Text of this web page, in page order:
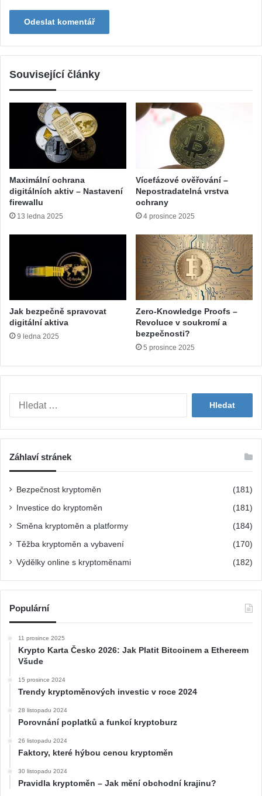
Související články
Maximální ochrana
digitálních aktiv – Nastavení
firewallu
13 ledna 2025
Vícefázové ověřování –
Nepostradatelná vrstva
ochrany
4 prosince 2025
Jak bezpečně spravovat
digitální aktiva
9 ledna 2025
Zero-Knowledge Proofs –
Revoluce v soukromí a
bezpečnosti?
5 prosince 2025
l
á
Záhlaví stránek
Bezpečnost kryptoměn (181)
Investice do kryptoměn (181)
Směna kryptoměn a platformy (184)
Těžba kryptoměn a vybavení (170)
Výdělky online s kryptoměnami (182)
Populární
11 prosince 2025
Krypto Karta Česko 2026: Jak Platit Bitcoinem a Ethereem
Všude
15 prosince 2024
Trendy kryptoměnových investic v roce 2024
28 listopadu 2024
Porovnání poplatků a funkcí kryptoburz
26 listopadu 2024
Faktory, které hýbou cenou kryptoměn
30 listopadu 2024
Pravidla kryptoměn – Jak mění obchodní krajinu?